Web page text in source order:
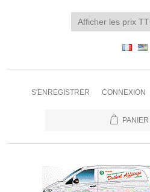
S'ENREGISTRER CONNEXION
PANIER